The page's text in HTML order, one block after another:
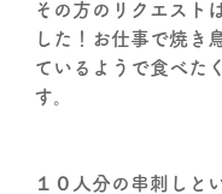
その方のリクエスト
した！お仕事で焼き
ているようで食べた
す。
１０人分の串刺しと